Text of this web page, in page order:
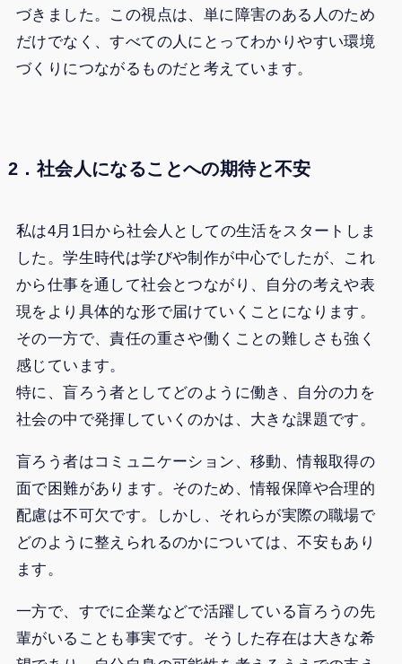
づきました。この視点は、単に障害のある人のため
だけでなく、すべての人にとってわかりやすい環境
づくりにつながるものだと考えています。
2．社会人になることへの期待と不安
私は4月1日から社会人としての生活をスタートしま
した。学生時代は学びや制作が中心でしたが、これ
から仕事を通して社会とつながり、自分の考えや表
現をより具体的な形で届けていくことになります。
その一方で、責任の重さや働くことの難しさも強く
感じています。
特に、盲ろう者としてどのように働き、自分の力を
社会の中で発揮していくのかは、大きな課題です。
盲ろう者はコミュニケーション、移動、情報取得の
面で困難があります。そのため、情報保障や合理的
配慮は不可欠です。しかし、それらが実際の職場で
どのように整えられるのかについては、不安もあり
ます。
一方で、すでに企業などで活躍している盲ろうの先
輩がいることも事実です。そうした存在は大きな希